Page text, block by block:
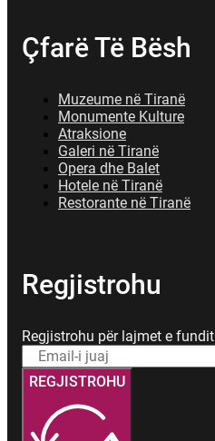
Çfarë Të Bësh
Muzeume në Tiranë
Monumente Kulture
Atraksione
Galeri në Tiranë
Opera dhe Balet
Hotele në Tiranë
Restorante në Tiranë
Regjistrohu
Regjistrohu për lajmet e fundit
REGJISTROHU